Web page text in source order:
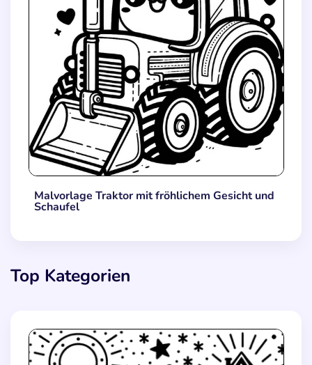
Malvorlage Traktor mit fröhlichem Gesicht und
Schaufel
Top Kategorien